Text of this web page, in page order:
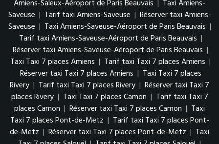
Amiens-Saleux-Aéroport de Paris Beauvais | Taxi Amiens-
Saveuse | Tarif taxi Amiens-Saveuse | Réserver taxi Amiens-
Saveuse | Taxi Amiens-Saveuse-Aéroport de Paris Beauvais |
Tarif taxi Amiens-Saveuse-Aéroport de Paris Beauvais |
Réserver taxi Amiens-Saveuse-Aéroport de Paris Beauvais |
Taxi Taxi 7 places Amiens | Tarif taxi Taxi 7 places Amiens |
Réserver taxi Taxi 7 places Amiens | Taxi Taxi 7 places
Rivery | Tarif taxi Taxi 7 places Rivery | Réserver taxi Taxi 7
places Rivery | Taxi Taxi 7 places Camon | Tarif taxi Taxi 7
places Camon | Réserver taxi Taxi 7 places Camon | Taxi
Taxi 7 places Pont-de-Metz | Tarif taxi Taxi 7 places Pont-
de-Metz | Réserver taxi Taxi 7 places Pont-de-Metz | Taxi